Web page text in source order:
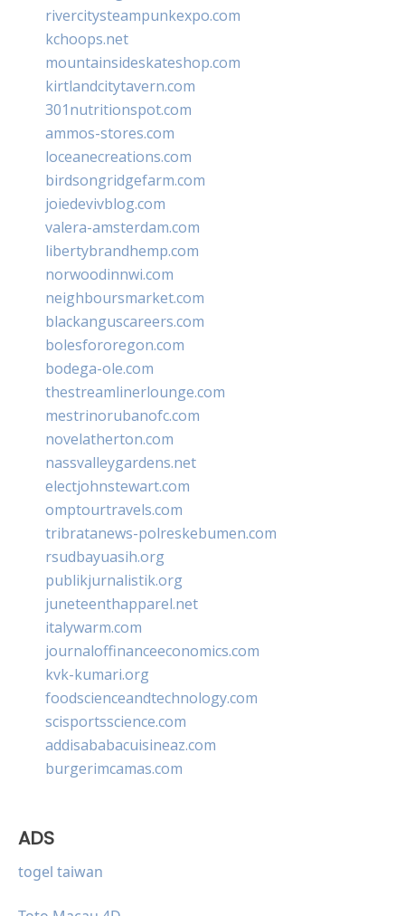
rivercitysteampunkexpo.com
kchoops.net
mountainsideskateshop.com
kirtlandcitytavern.com
301nutritionspot.com
ammos-stores.com
loceanecreations.com
birdsongridgefarm.com
joiedevivblog.com
valera-amsterdam.com
libertybrandhemp.com
norwoodinnwi.com
neighboursmarket.com
blackanguscareers.com
bolesfororegon.com
bodega-ole.com
thestreamlinerlounge.com
mestrinorubanofc.com
novelatherton.com
nassvalleygardens.net
electjohnstewart.com
omptourtravels.com
tribratanews-polreskebumen.com
rsudbayuasih.org
publikjurnalistik.org
juneteenthapparel.net
italywarm.com
journaloffinanceeconomics.com
kvk-kumari.org
foodscienceandtechnology.com
scisportsscience.com
addisababacuisineaz.com
burgerimcamas.com
ADS
togel taiwan